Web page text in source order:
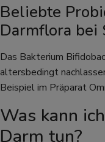
Beliebte
Darmflora bei
Das Bakterium
altersbedingt
Beispiel im Präparat
Was kann
Darm tun?